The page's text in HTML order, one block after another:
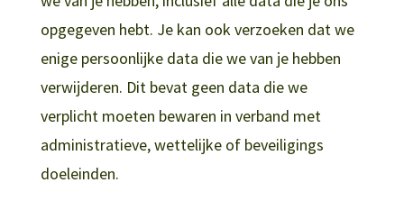
opgegeven hebt. Je kan ook verzoeken dat we
enige persoonlijke data die we van je hebben
verwijderen. Dit bevat geen data die we
verplicht moeten bewaren in verband met
administratieve, wettelijke of beveiligings
doeleinden.